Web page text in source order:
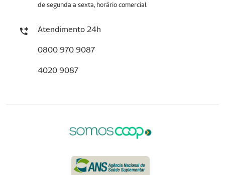
de segunda a sexta, horário comercial
Atendimento 24h
0800 970 9087
4020 9087